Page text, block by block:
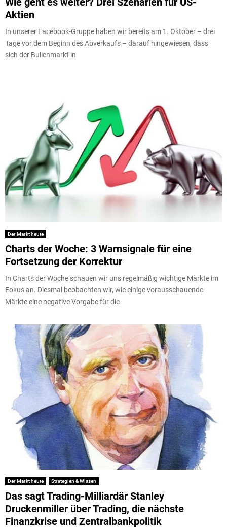
Aktien
In unserer Facebook-Gruppe haben wir bereits am 1. Oktober – drei
Tage vor dem Beginn des Abverkaufs – darauf hingewiesen, dass
sich der Bullenmarkt in
Der Markt heute
Charts der Woche: 3 Warnsignale für eine
Fortsetzung der Korrektur
In Charts der Woche schauen wir uns regelmäßig wichtige Märkte im
Fokus an. Diesmal beobachten wir, wie einige vorausschauende
Märkte eine negative Vorgabe für die
Der Markt heute Strategien & Wissen
Das sagt Trading-Milliardär Stanley
Druckenmiller über Trading, die nächste
Finanzkrise und Zentralbankpolitik